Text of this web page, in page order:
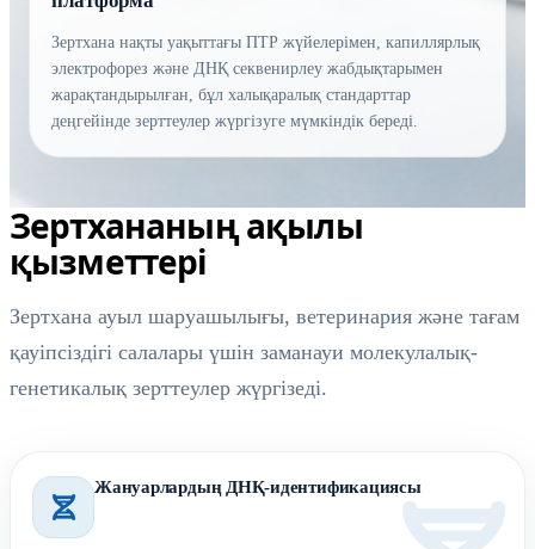
Зертхана нақты уақыттағы ПТР жүйелерімен, капиллярлық
электрофорез және ДНҚ секвенирлеу жабдықтарымен
жарақтандырылған, бұл халықаралық стандарттар
деңгейінде зерттеулер жүргізуге мүмкіндік береді.
Зертхананың ақылы
қызметтері
Зертхана ауыл шаруашылығы, ветеринария және тағам
қауіпсіздігі салалары үшін заманауи молекулалық-
генетикалық зерттеулер жүргізеді.
Жануарлардың ДНҚ-идентификациясы